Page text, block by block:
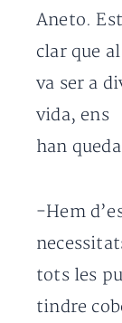
Aneto.
clar que
va ser a
vida, ens
han
-Hem
tots les
tindre